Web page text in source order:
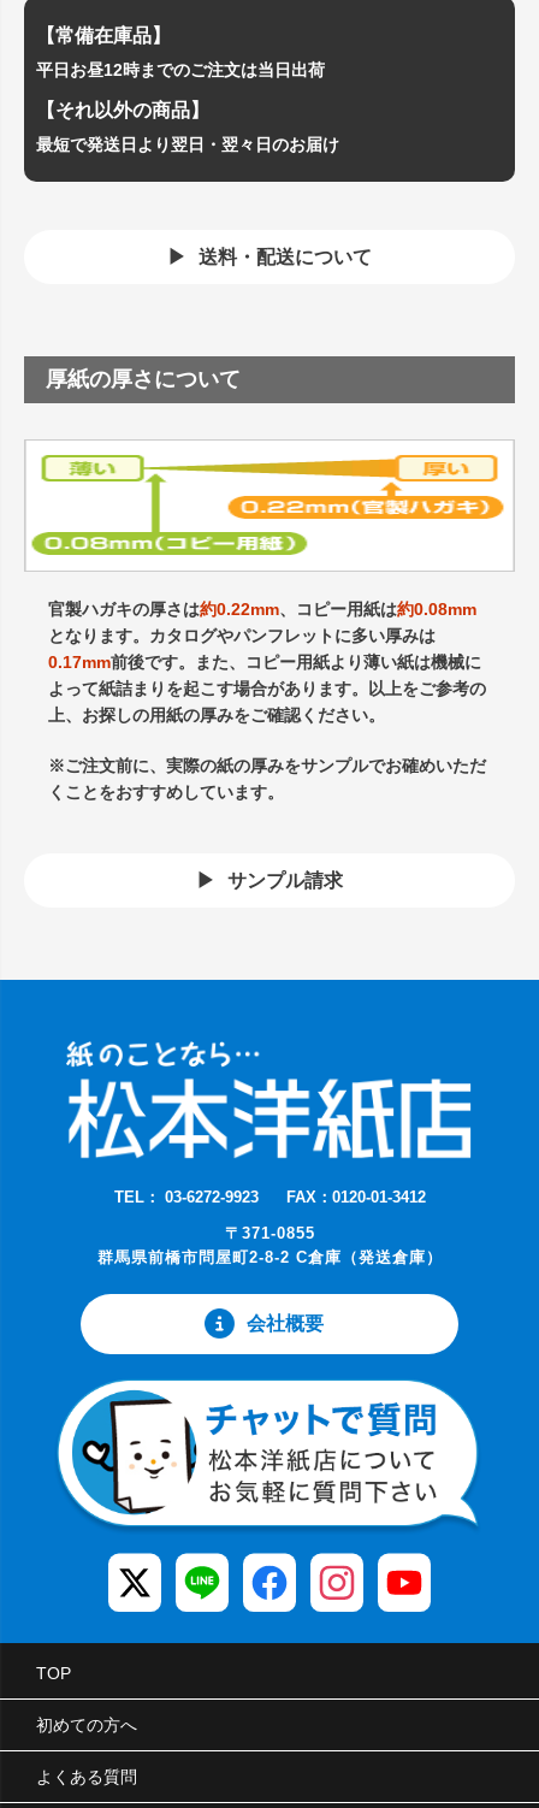
【常備在庫品】
平日お昼12時までのご注文は当日出荷
【それ以外の商品】
最短で発送日より翌日・翌々日のお届け
送料・配送について
厚紙の厚さについて
官製ハガキの厚さは約0.22mm、コピー用紙は約0.08mm
となります。カタログやパンフレットに多い厚みは
0.17mm前後です。また、コピー用紙より薄い紙は機械に
よって紙詰まりを起こす場合があります。以上をご参考の
上、お探しの用紙の厚みをご確認ください。
※ご注文前に、実際の紙の厚みをサンプルでお確めいただ
くことをおすすめしています。
サンプル請求
TEL： 03-6272-9923
FAX：0120-01-3412
〒371-0855
群馬県前橋市問屋町2-8-2 C倉庫（発送倉庫）
会社概要
TOP
初めての方へ
よくある質問